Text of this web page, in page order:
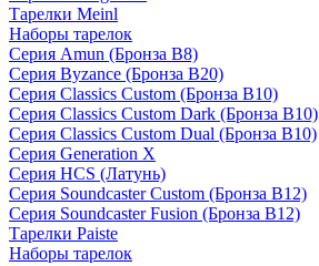
Тарелки Meinl
Наборы тарелок
Серия Amun (Бронза B8)
Серия Byzance (Бронза B20)
Серия Classics Custom (Бронза B10)
Серия Classics Custom Dark (Бронза B10)
Серия Classics Custom Dual (Бронза B10)
Серия Generation X
Серия HCS (Латунь)
Серия Soundcaster Custom (Бронза B12)
Серия Soundcaster Fusion (Бронза B12)
Тарелки Paiste
Наборы тарелок